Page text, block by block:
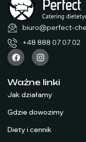
biuro@perfect-
+48 888 07 07 02
Ważne linki
Jak działamy
Gdzie dowozimy
Diety i cennik